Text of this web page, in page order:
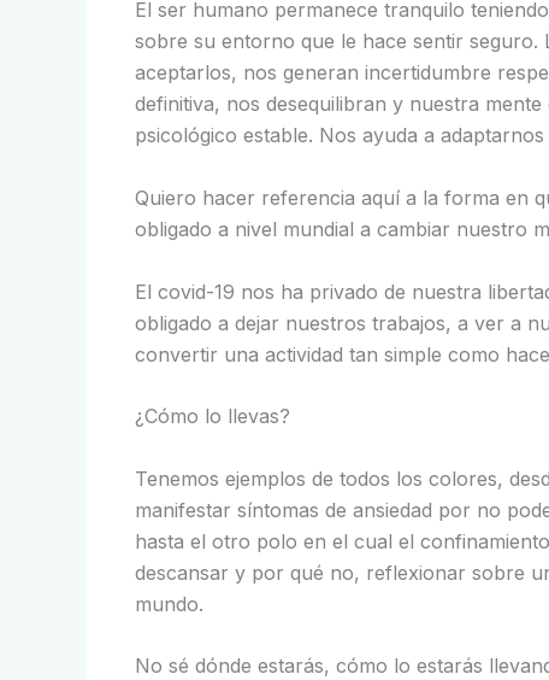
El ser humano permanece tranquilo
sobre su entorno que le hace sentir seguro.
aceptarlos, nos generan incertidumbre
definitiva, nos desequilibran y nuestra
psicológico estable. Nos ayuda a adaptarnos
Quiero hacer referencia aquí a la forma en
obligado a nivel mundial a cambiar nuestro
El covid-19 nos ha privado de nuestra
obligado a dejar nuestros trabajos, a ver a
convertir una actividad tan simple como
¿Cómo lo llevas?
Tenemos ejemplos de todos los colores,
manifestar síntomas de ansiedad por no
hasta el otro polo en el cual el
descansar y por qué no, reflexionar sobre
mundo.
No sé dónde estarás, cómo lo estarás